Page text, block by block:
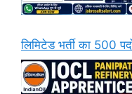
लिमिटेड भर्ती का 500